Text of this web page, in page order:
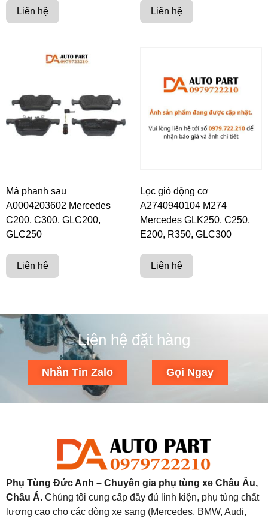
Liên hệ Liên hệ
Má phanh sau
A0004203602 Mercedes
C200, C300, GLC200,
GLC250
Liên hệ
Lọc gió động cơ
A2740940104 M274
Mercedes GLK250, C250,
E200, R350, GLC300
Liên hệ
Liên hệ đặt hàng
Nhắn Tin Zalo Gọi Ngay
Phụ Tùng Đức Anh – Chuyên gia phụ tùng xe Châu Âu,
Châu Á. Chúng tôi cung cấp đầy đủ linh kiện, phụ tùng chất
lượng cao cho các dòng xe sang (Mercedes, BMW, Audi,